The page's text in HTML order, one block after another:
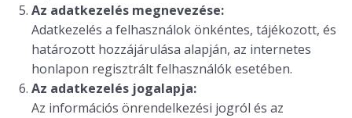
Az adatkezelés megnevezése:
Adatkezelés a felhasználok önkéntes, tájékozott, és
határozott hozzájárulása alapján, az internetes
honlapon regisztrált felhasználók esetében.
Az adatkezelés jogalapja:
Az információs önrendelkezési jogról és az